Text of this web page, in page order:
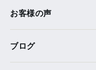
お客様の声
ブログ